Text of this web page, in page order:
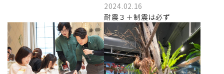
2024.02.16
耐震３＋制震は必ず